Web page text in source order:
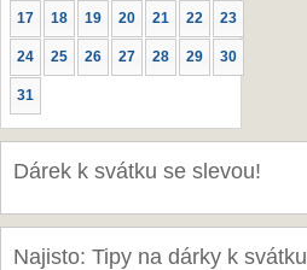
17 18 19 20 21 22 23
24 25 26 27 28 29 30
31
Dárek k svátku se slevou!
Najisto: Tipy na dárky k svátku